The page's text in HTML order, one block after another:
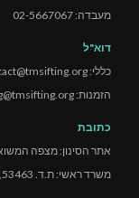
מעבדה: 02-5667067
דוא"ל
כללי: contact@tmsifting.org
הזמנות: booking@tmsifting.org
כתובת
אתר הסינון: מצפה
משרד ראשי: ת.ד. 53463, ירושלים 9153303